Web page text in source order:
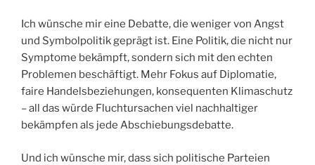
Ich wünsche mir eine Debatte, die weniger von Angst
und Symbolpolitik geprägt ist. Eine Politik, die nicht nur
Symptome bekämpft, sondern sich mit den echten
Problemen beschäftigt. Mehr Fokus auf Diplomatie,
faire Handelsbeziehungen, konsequenten Klimaschutz
– all das würde Fluchtursachen viel nachhaltiger
bekämpfen als jede Abschiebungsdebatte.
Und ich wünsche mir, dass sich politische Parteien